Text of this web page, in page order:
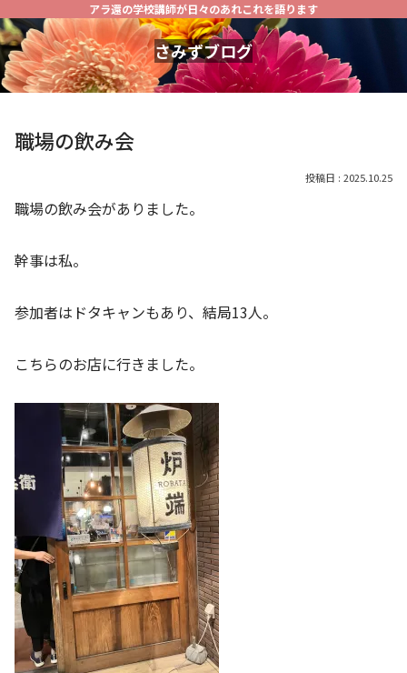
アラ還の学校講師が日々のあれこれを語ります
さみずブログ
職場の飲み会
2025.10.25
職場の飲み会がありました。
幹事は私。
参加者はドタキャンもあり、結局13人。
こちらのお店に行きました。